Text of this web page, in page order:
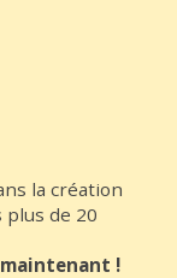
la création
de 20
!